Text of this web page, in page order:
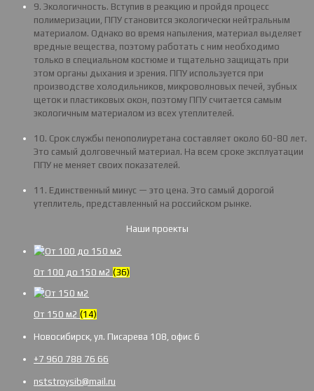
9. Экологичность. Вступив в реакцию и пройдя процесс
полимеризации, ППУ становится экологически нейтральным
материалом. Однако во время напыления, материал выделяет
вредные вещества, поэтому работать с ним необходимо
только в специальном костюме и тщательно защищать при
этом органы дыхания и зрения. ППУ используется при
производстве холодильников, микроволновых печей, зубных
щеток и пластиковых окон, поэтому ППУ считается самым
экологичным материалом из всех утеплителей.
10. Срок службы пенополиуретана составляет около 60-80 лет.
Это самый долговечный материал. На всем сроке эксплуатации
ППУ не меняет своих показателей.
11. Единственный минус — это цена. Это самый дорогой
утеплитель, представленный на российском рынке.
Наши проекты
От 100 до 150 м2 (36)
От 150 м2 (14)
Новосибирск, ул. Писарева 108, офис 6
+7 960 788 76 66
nststroysib@mail.ru